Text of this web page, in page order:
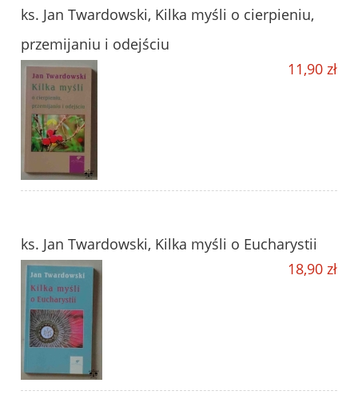
ks. Jan Twardowski, Kilka myśli o cierpieniu,
przemijaniu i odejściu
11,90 zł
ks. Jan Twardowski, Kilka myśli o Eucharystii
18,90 zł